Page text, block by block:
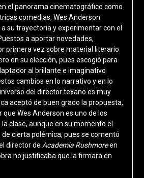
el panorama cinematográfico como
comedias, Wes Anderson
su trayectoria y experimentar con el
a aportar novedades,
primera vez sobre material literario
en su elección, pues escogió para
al brillante e imaginativo
cambios en lo narrativo y en lo
del director texano es muy
aceptó de buen grado la propuesta,
Wes Anderson es uno de los
clase, aunque en su momento el
cierta polémica, pues se comentó
director de Academia Rushmoreen
no justificaba que la firmara en